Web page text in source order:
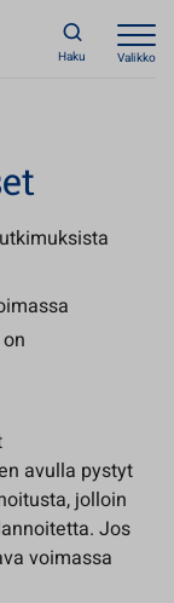
Haku Valikko
avulla pystyt
jolloin
Jos
voimassa